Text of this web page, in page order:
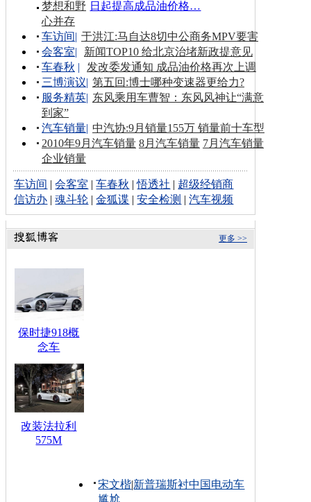
日起提高成品油价格…
梦想和野
心并存
车访间| 于洪江:马自达8切中公商务MPV要害
会客室|
新闻TOP10 给北京治堵新政提意见
车春秋 |
发改委发通知 成品油价格再次上调
三博演议| 第五回:博士哪种变速器更给力?
服务精英| 东风乘用车曹智：东风风神让“满意
到家”
汽车销量| 中汽协:9月销量155万 销量前十车型
2010年9月汽车销量 8月汽车销量 7月汽车销量
企业销量
车访间 |会客室 |车春秋 |悟透社 | 超级经销商
信访办 |魂斗轮 |金狐谍 |安全检测 |汽车视频
更多 >>
保时捷918概
念车
改装法拉利
575M
宋文楷|新普瑞斯衬中国电动车
尴尬